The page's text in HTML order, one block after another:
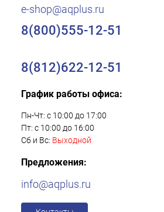
e-shop@aqplus.ru
8(800)555-12-51
8(812)622-12-51
График работы офиса:
Пн-Чт: с 10:00 до 17:00
Пт: с 10:00 до 16:00
Сб и Вс: Выходной
Предложения:
info@aqplus.ru